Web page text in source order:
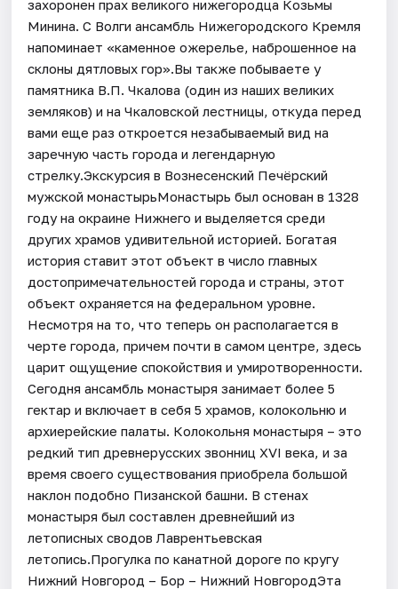
захоронен прах великого нижегородца Козьмы
Минина. С Волги ансамбль Нижегородского Кремля
напоминает «каменное ожерелье, наброшенное на
склоны дятловых гор».Вы также побываете у
памятника В.П. Чкалова (один из наших великих
земляков) и на Чкаловской лестницы, откуда перед
вами еще раз откроется незабываемый вид на
заречную часть города и легендарную
стрелку.Экскурсия в Вознесенский Печёрский
мужской монастырьМонастырь был основан в 1328
году на окраине Нижнего и выделяется среди
других храмов удивительной историей. Богатая
история ставит этот объект в число главных
достопримечательностей города и страны, этот
объект охраняется на федеральном уровне.
Несмотря на то, что теперь он располагается в
черте города, причем почти в самом центре, здесь
царит ощущение спокойствия и умиротворенности.
Сегодня ансамбль монастыря занимает более 5
гектар и включает в себя 5 храмов, колокольню и
архиерейские палаты. Колокольня монастыря – это
редкий тип древнерусских звонниц ХVI века, и за
время своего существования приобрела большой
наклон подобно Пизанской башни. В стенах
монастыря был составлен древнейший из
летописных сводов Лаврентьевская
летопись.Прогулка по канатной дороге по кругу
Нижний Новгород – Бор – Нижний НовгородЭта